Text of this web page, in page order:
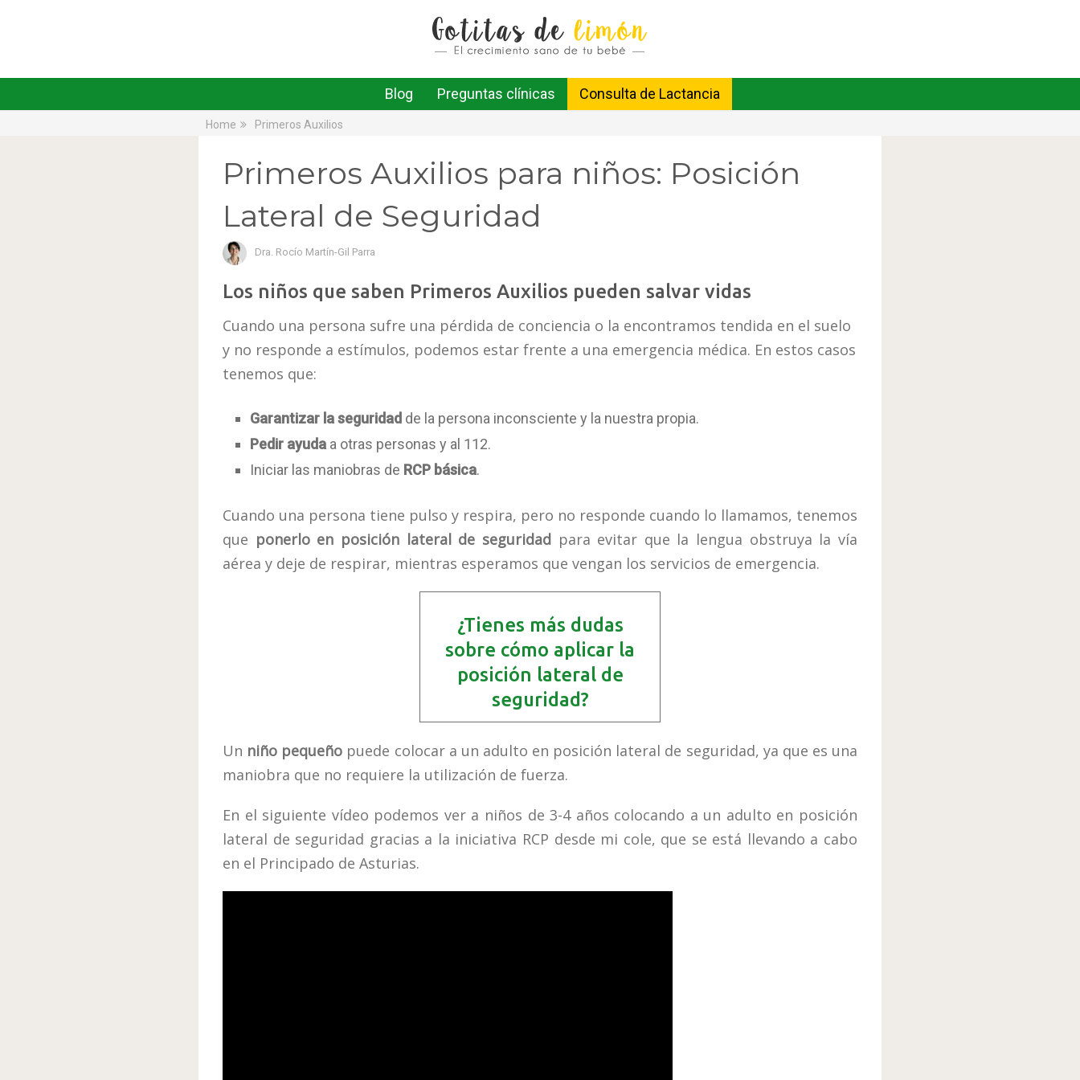
Blog Preguntas clínicas Consulta de Lactancia
Home Primeros Auxilios
Primeros Auxilios para niños: Posición
Lateral de Seguridad
Dra. Rocío Martín-Gil Parra
Los niños que saben Primeros Auxilios pueden salvar vidas
Cuando una persona sufre una pérdida de conciencia o la encontramos tendida en el suelo
y no responde a estímulos, podemos estar frente a una emergencia médica. En estos casos
tenemos que:
Garantizar la seguridad de la persona inconsciente y la nuestra propia.
Pedir ayuda a otras personas y al 112.
Iniciar las maniobras de RCP básica.
Cuando una persona tiene pulso y respira, pero no responde cuando lo llamamos, tenemos
que ponerlo en posición lateral de seguridadpara evitar que la lengua obstruya la vía
aérea y deje de respirar, mientras esperamos que vengan los servicios de emergencia.
¿Tienes más dudas
sobre cómo aplicar la
posición lateral de
seguridad?
Un niño pequeño puede colocar a un adulto en posición lateral de seguridad, ya que es una
maniobra que no requiere la utilización de fuerza.
En el siguiente vídeo podemos ver a niños de 3-4 años colocando a un adulto en posición
lateral de seguridad gracias a la iniciativa RCP desde mi cole, que se está llevando a cabo
en el Principado de Asturias.